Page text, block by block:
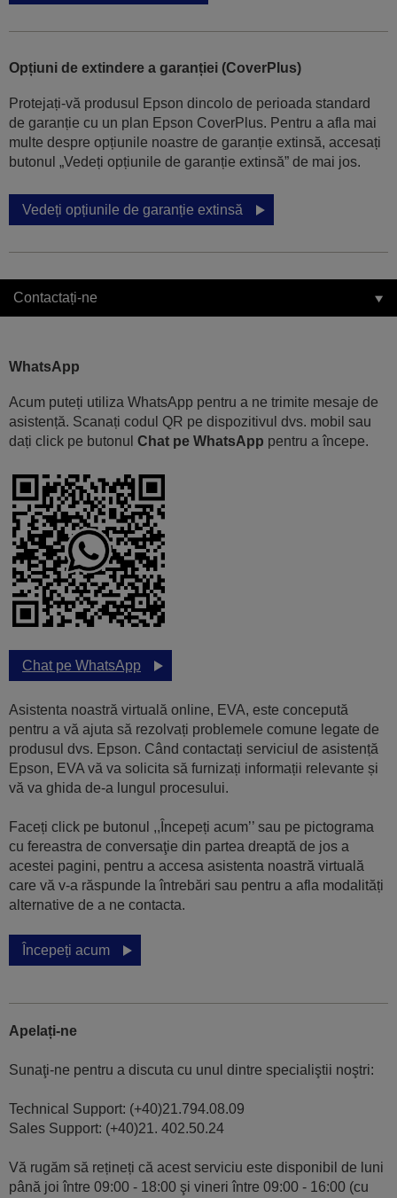
Opțiuni de extindere a garanției (CoverPlus)
Protejați-vă produsul Epson dincolo de perioada standard
de garanție cu un plan Epson CoverPlus. Pentru a afla mai
multe despre opțiunile noastre de garanție extinsă, accesați
butonul „Vedeți opțiunile de garanție extinsă” de mai jos.
Vedeți opțiunile de garanție extinsă
Contactați-ne
WhatsApp
Acum puteți utiliza WhatsApp pentru a ne trimite mesaje de
asistență. Scanați codul QR pe dispozitivul dvs. mobil sau
dați click pe butonul Chat pe WhatsApp pentru a începe.
Chat pe WhatsApp
Asistenta noastră virtuală online, EVA, este concepută
pentru a vă ajuta să rezolvați problemele comune legate de
produsul dvs. Epson. Când contactați serviciul de asistență
Epson, EVA vă va solicita să furnizați informații relevante și
vă va ghida de-a lungul procesului.
Faceți click pe butonul ,,Începeți acum’’ sau pe pictograma
cu fereastra de conversaţie din partea dreaptă de jos a
acestei pagini, pentru a accesa asistenta noastră virtuală
care vă v-a răspunde la întrebări sau pentru a afla modalități
alternative de a ne contacta.
Începeți acum
Apelați-ne
Sunaţi-ne pentru a discuta cu unul dintre specialiştii noştri:
Technical Support: (+40)21.794.08.09
Sales Support: (+40)21. 402.50.24
Vă rugăm să rețineți că acest serviciu este disponibil de luni
până joi între 09:00 - 18:00 şi vineri între 09:00 - 16:00 (cu